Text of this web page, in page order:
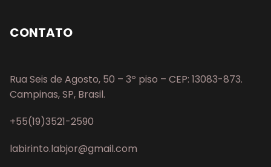
CONTATO
Rua Seis de Agosto, 50 – 3º piso – CEP: 13083-873.
Campinas, SP, Brasil.
+55(19)3521-2590
labirinto.labjor@gmail.com